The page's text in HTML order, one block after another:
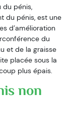
pénis,
du pénis, est une
d’amélioration
du
et de la graisse
placée sous la
plus épais.
non